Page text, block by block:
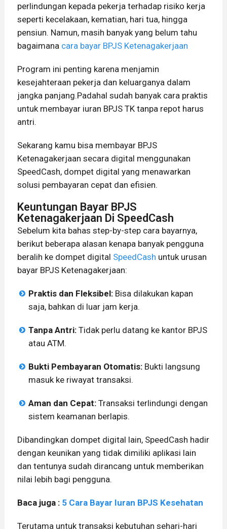
perlindungan kepada pekerja terhadap risiko kerja
seperti kecelakaan, kematian, hari tua, hingga
pensiun. Namun, masih banyak yang belum tahu
bagaimana cara bayar BPJS Ketenagakerjaan
Program ini penting karena menjamin
kesejahteraan pekerja dan keluarganya dalam
jangka panjang.Padahal sudah banyak cara praktis
untuk membayar iuran BPJS TK tanpa repot harus
antri.
Sekarang kamu bisa membayar BPJS
Ketenagakerjaan secara digital menggunakan
SpeedCash, dompet digital yang menawarkan
solusi pembayaran cepat dan efisien.
Keuntungan Bayar BPJS
Ketenagakerjaan Di SpeedCash
Sebelum kita bahas step-by-step cara bayarnya,
berikut beberapa alasan kenapa banyak pengguna
beralih ke dompet digital SpeedCash untuk urusan
bayar BPJS Ketenagakerjaan:
Praktis dan Fleksibel:Bisa dilakukan kapan
saja, bahkan di luar jam kerja.
Tanpa Antri:Tidak perlu datang ke kantor BPJS
atau ATM.
Bukti Pembayaran Otomatis:Bukti langsung
masuk ke riwayat transaksi.
Aman dan Cepat:Transaksi terlindungi dengan
sistem keamanan berlapis.
Dibandingkan dompet digital lain, SpeedCash hadir
dengan keunikan yang tidak dimiliki aplikasi lain
dan tentunya sudah dirancang untuk memberikan
nilai lebih bagi pengguna.
Baca juga : 5 Cara Bayar Iuran BPJS Kesehatan
Terutama untuk transaksi kebutuhan sehari-hari